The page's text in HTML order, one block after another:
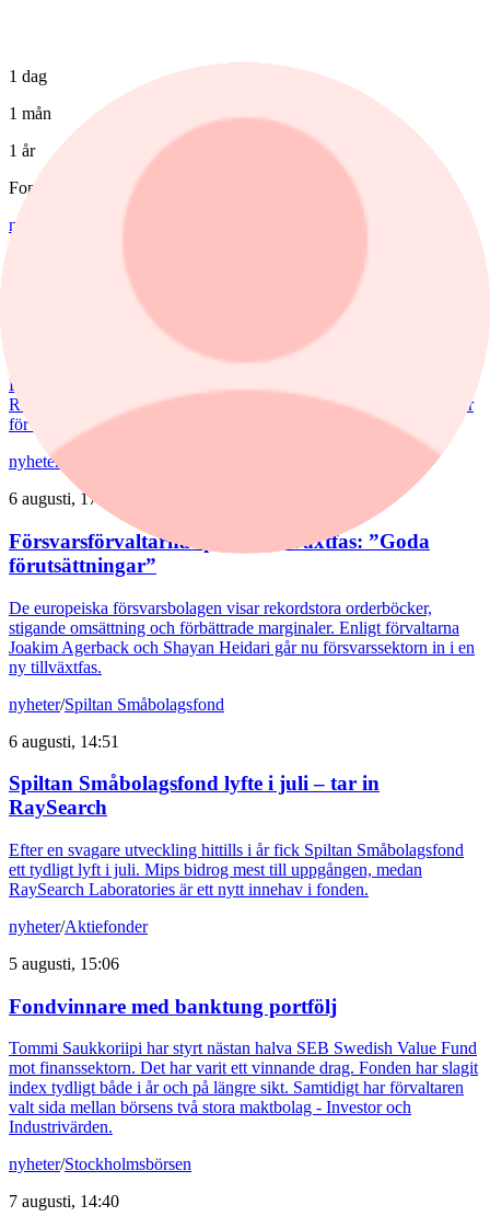
1 dag
1 mån
1 år
Fonder
nyheter
Förvaltaren efter Troax rusning:
"Fortsatt stor potential"
Lancelot Sverige steg 8,6% i juli, mot 2,2% för jämförelseindex.
Rapportvinnarna Mips och Troax bidrog till uppgången. I Troax ser
förvaltaren Erik Bertilsson fortsatt stor potential.
nyheter
6 augusti, 17:03
Försvarsförvaltarna spår ny tillväxtfas: ”Goda
förutsättningar”
De europeiska försvarsbolagen visar rekordstora orderböcker,
stigande omsättning och förbättrade marginaler. Enligt förvaltarna
Joakim Agerback och Shayan Heidari går nu försvarssektorn in i en
ny tillväxtfas.
nyheter/Spiltan Småbolagsfond
6 augusti, 14:51
Spiltan Småbolagsfond lyfte i juli – tar in
RaySearch
Efter en svagare utveckling hittills i år fick Spiltan Småbolagsfond
ett tydligt lyft i juli. Mips bidrog mest till uppgången, medan
RaySearch Laboratories är ett nytt innehav i fonden.
nyheter/Aktiefonder
5 augusti, 15:06
Fondvinnare med banktung portfölj
Tommi Saukkoriipi har styrt nästan halva SEB Swedish Value Fund
mot finanssektorn. Det har varit ett vinnande drag. Fonden har slagit
index tydligt både i år och på längre sikt. Samtidigt har förvaltaren
valt sida mellan börsens två stora maktbolag - Investor och
Industrivärden.
nyheter/Stockholmsbörsen
7 augusti, 14:40